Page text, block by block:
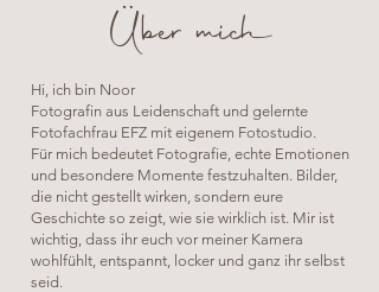
Über mich
Hi, ich bin Noor
Fotografin aus Leidenschaft und gelernte
Fotofachfrau EFZ mit eigenem Fotostudio.
Für mich bedeutet Fotografie, echte Emotionen
und besondere Momente festzuhalten. Bilder,
die nicht gestellt wirken, sondern eure
Geschichte so zeigt, wie sie wirklich ist. Mir ist
wichtig, dass ihr euch vor meiner Kamera
wohlfühlt, entspannt, locker und ganz ihr selbst
seid.